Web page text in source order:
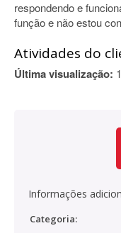
respondendo e
função e não estou
Atividades do
Última visualização:
Informações
Categoria: